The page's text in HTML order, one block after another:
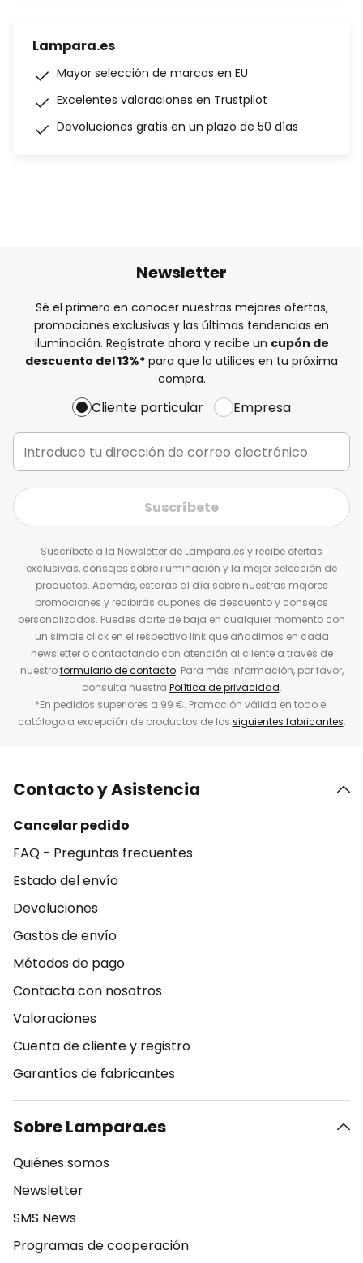
Lampara.es
Mayor selección de marcas en EU
Excelentes valoraciones en Trustpilot
Devoluciones gratis en un plazo de 50 días
Newsletter
Sé el primero en conocer nuestras mejores ofertas,
promociones exclusivas y las últimas tendencias en
iluminación. Regístrate ahora y recibe un cupón de
descuento del13%* para que lo utilices en tu próxima
compra.
Cliente particular Empresa
Suscríbete
Suscríbete a la Newsletter de Lampara.es y recibe ofertas
exclusivas, consejos sobre iluminación y la mejor selección de
productos. Además, estarás al día sobre nuestras mejores
promociones y recibirás cupones de descuento y consejos
personalizados. Puedes darte de baja en cualquier momento con
un simple click en el respectivo link que añadimos en cada
newsletter o contactando con atención al cliente a través de
nuestroformulario de contacto. Para más información, por favor,
consulta nuestra Política de privacidad.
*En pedidos superiores a 99 €. Promoción válida en todo el
catálogo a excepción de productos de los siguientes fabricantes.
Contacto y Asistencia
Cancelar pedido
FAQ - Preguntas frecuentes
Estado del envío
Devoluciones
Gastos de envío
Métodos de pago
Contacta con nosotros
Valoraciones
Cuenta de cliente y registro
Garantías de fabricantes
Sobre Lampara.es
Quiénes somos
Newsletter
SMS News
Programas de cooperación